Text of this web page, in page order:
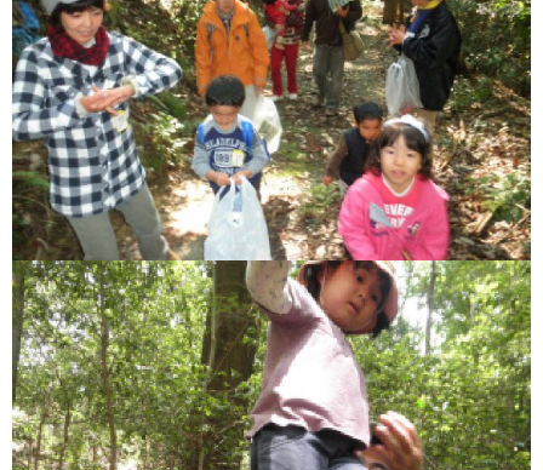
こども若者局SNS
あいのうた短歌講座
あいのうた短歌講座 第１回①
あいのうた短歌講座 第１回②
あいのうた短歌講座 第２回①
あいのうた短歌講座 第２回②
あいのうた短歌講座 第３回①
あいのうた短歌講座 第３回②
あいのうた短歌講座 第４回①
あいのうた短歌講座 第４回②
令和4年度ふじさんっこ応援大賞表彰式及び活動発表交流会